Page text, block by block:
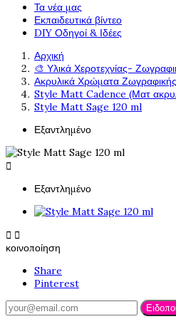
Τα νέα μας
Εκπαιδευτικά βίντεο
DIY Οδηγοί & Ιδέες
Αρχική
🎨 Υλικά Χεροτεχνίας-
Ακρυλικά Χρώματα
Style Matt Cadence (Ματ
Style Matt Sage 120 ml
Εξαντλημένο

Εξαντλημένο
 
κοινοποίηση
Share
Pinterest